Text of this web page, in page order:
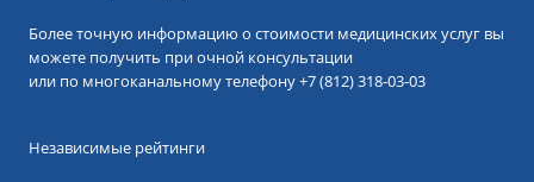
Более точную информацию о стоимости медицинских услуг вы
можете получить при очной консультации
или по многоканальному телефону+7 (812) 318-03-03
Независимые рейтинги